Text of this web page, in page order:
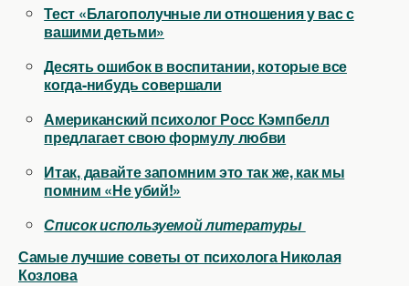
Тест «Благополучные ли отношения у вас с
вашими детьми»
Десять ошибок в воспитании, которые все
когда-нибудь совершали
Американский психолог Росс Кэмпбелл
предлагает свою формулу любви
Итак, давайте запомним это так же, как мы
помним «Не убий!»
Список используемой литературы
Самые лучшие советы от психолога Николая
Козлова